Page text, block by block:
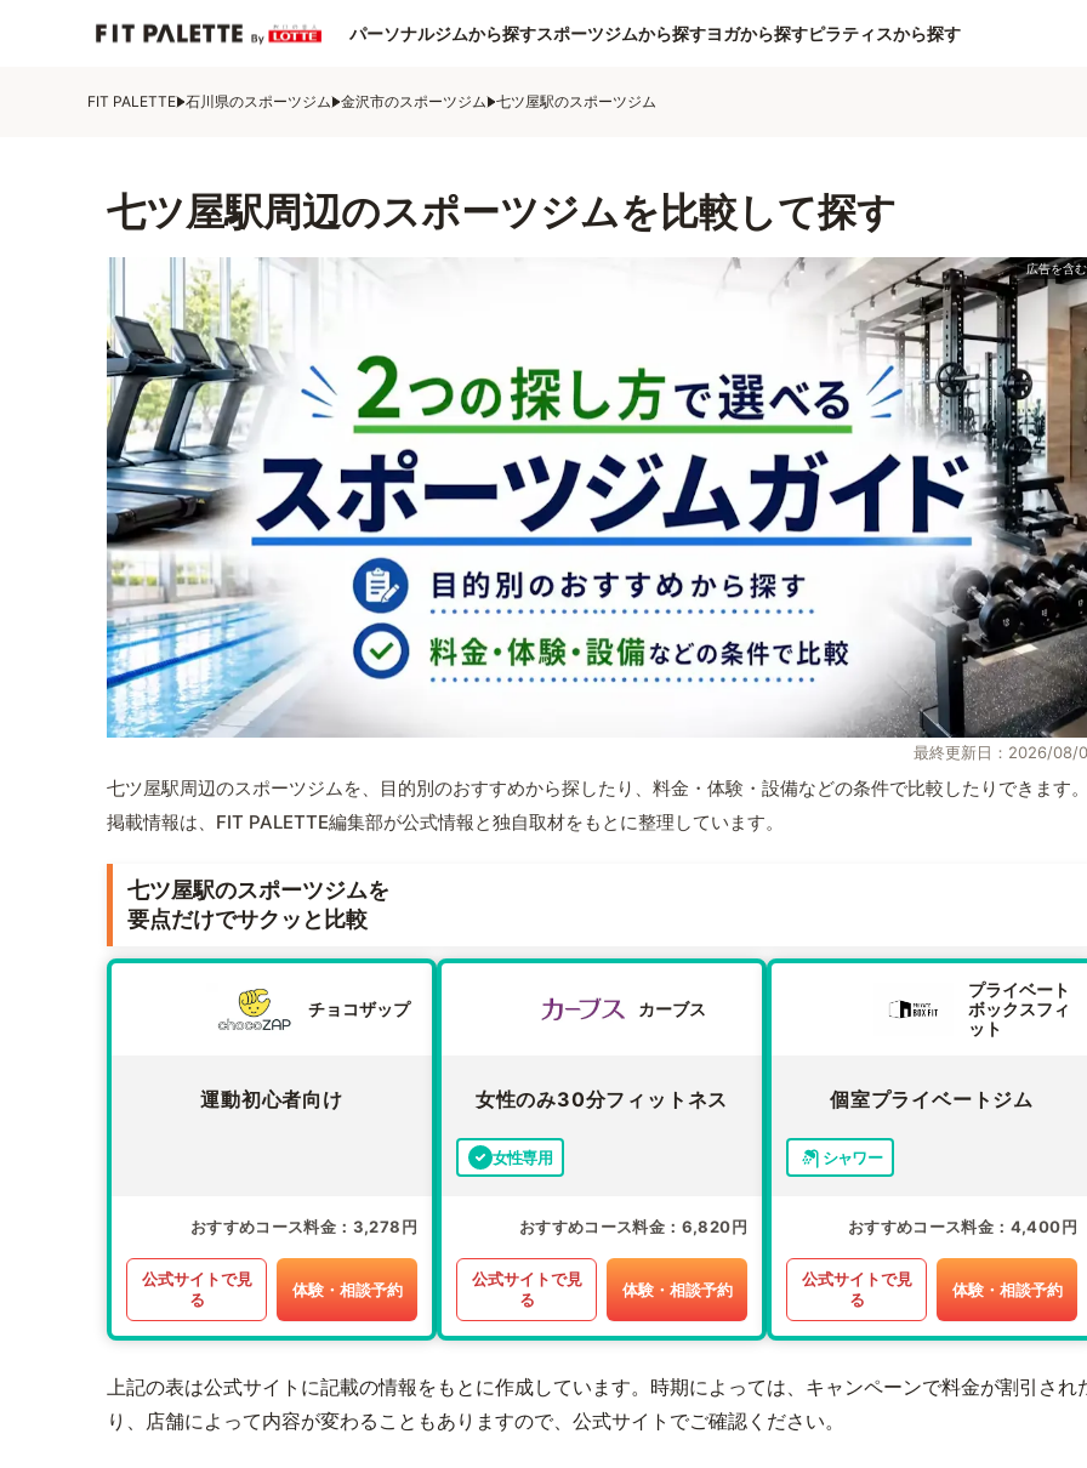
パーソナルジムから探すスポーツジムから探すヨガから探すピラティスから探す
FIT PALETTE 石川県のスポーツジム 金沢市のスポーツジム 七ツ屋駅のスポーツジム
七ツ屋駅周辺のスポーツジムを比較して探す
最終更新日：2026/08/
七ツ屋駅周辺のスポーツジムを、目的別のおすすめから探したり、料金・体験・設備などの条件で比較したりできます
掲載情報は、FIT PALETTE編集部が公式情報と独自取材をもとに整理しています。
七ツ屋駅のスポーツジムを
要点だけでサクッと比較
チョコザップ
運動初心者向け
おすすめコース料金 3,278円
公式サイトで見
る
体験・相談予約
カーブス
女性のみ30分フィットネス
女性専用
おすすめコース料金 6,820円
公式サイトで見
る
体験・相談予約
プライベート
ボックスフィ
ット
個室プライベートジム
シャワー
おすすめコース料金 4,400円
公式サイトで見
る
体験・相談予約
上記の表は公式サイトに記載の情報をもとに作成しています。時期によっては、キャンペーンで料金が割引され
り、店舗によって内容が変わることもありますので、公式サイトでご確認ください。